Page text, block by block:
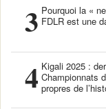
3 Pourquoi la «
FDLR est une
4 Kigali 2025 :
Championnats
propres de